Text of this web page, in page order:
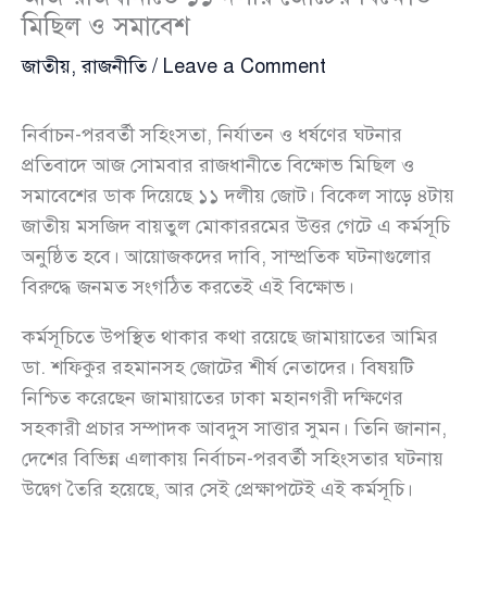
মিছিল ও সমাবেশ
জাতীয়,রাজনীতি/ Leave a Comment
নির্বাচন-পরবর্তী সহিংসতা, নির্যাতন ও ধর্ষণের ঘটনার
প্রতিবাদে আজ সোমবার রাজধানীতে বিক্ষোভ মিছিল ও
সমাবেশের ডাক দিয়েছে ১১ দলীয় জোট। বিকেল সাড়ে ৪টায়
জাতীয় মসজিদ বায়তুল মোকাররমের উত্তর গেটে এ কর্মসূচি
অনুষ্ঠিত হবে। আয়োজকদের দাবি, সাম্প্রতিক ঘটনাগুলোর
বিরুদ্ধে জনমত সংগঠিত করতেই এই বিক্ষোভ।
কর্মসূচিতে উপস্থিত থাকার কথা রয়েছে জামায়াতের আমির
ডা. শফিকুর রহমানসহ জোটের শীর্ষ নেতাদের। বিষয়টি
নিশ্চিত করেছেন জামায়াতের ঢাকা মহানগরী দক্ষিণের
সহকারী প্রচার সম্পাদক আবদুস সাত্তার সুমন। তিনি জানান,
দেশের বিভিন্ন এলাকায় নির্বাচন-পরবর্তী সহিংসতার ঘটনায়
উদ্বেগ তৈরি হয়েছে, আর সেই প্রেক্ষাপটেই এই কর্মসূচি।